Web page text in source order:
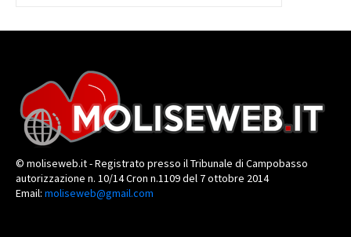
© moliseweb.it - Registrato presso il Tribunale di Campobasso
autorizzazione n. 10/14 Cron n.1109 del 7 ottobre 2014
Email: moliseweb@gmail.com